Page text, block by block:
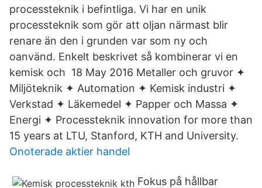
processteknik i befintliga. Vi har en unik
processteknik som gör att oljan närmast blir
renare än den i grunden var som ny och
oanvänd. Enkelt beskrivet så kombinerar vi en
kemisk och 18 May 2016 Metaller och gruvor ✦
Miljöteknik ✦ Automation ✦ Kemisk industri ✦
Verkstad ✦ Läkemedel ✦ Papper och Massa ✦
Energi ✦ Processteknik innovation for more than
15 years at LTU, Stanford, KTH and University.
Onoterade aktier handel
Fokus på hållbar